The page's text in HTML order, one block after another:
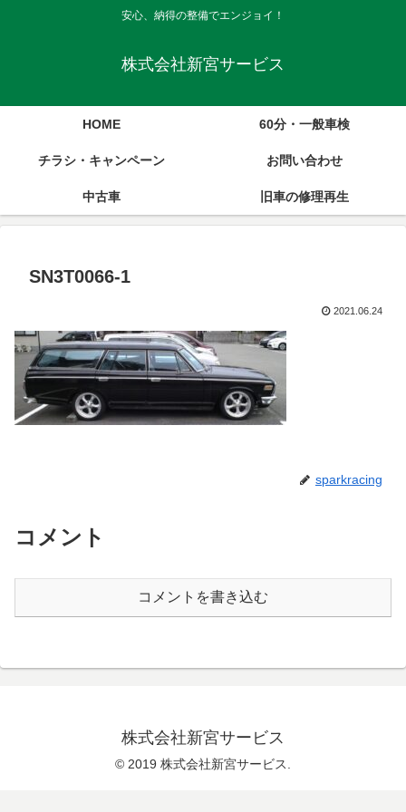
安心、納得の整備でエンジョイ！
株式会社新宮サービス
HOME 60分・一般車検
チラシ・キャンペーン お問い合わせ
中古車 旧車の修理再生
SN3T0066-1
2021.06.24
sparkracing
コメント
コメントを書き込む
株式会社新宮サービス
© 2019 株式会社新宮サービス.